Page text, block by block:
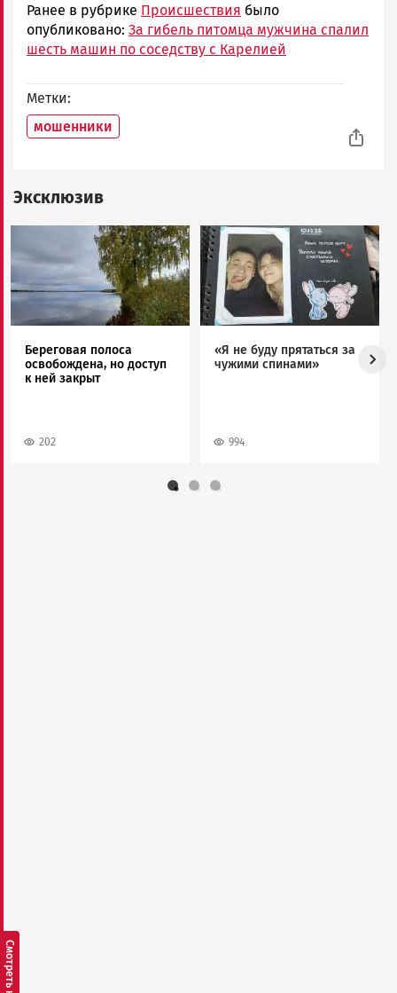
Ранее в рубрике Происшествия было
опубликовано: За гибель питомца мужчина спалил
шесть машин по соседству с Карелией
Метки
мошенники
Эксклюзив
Береговая полоса
освобождена, но доступ
к ней закрыт
202
Image
«Я не буду прятаться за
чужими спинами»
994